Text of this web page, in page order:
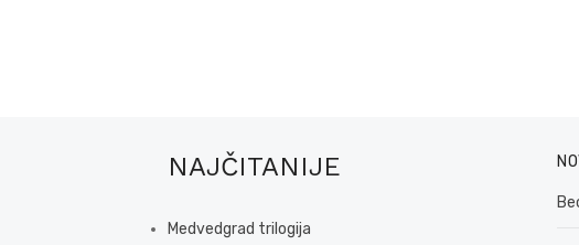
NAJČITANIJE
Medvedgrad trilogija